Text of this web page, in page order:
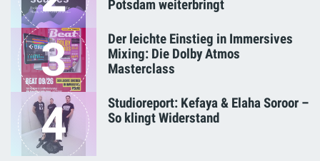
Potsdam weiterbringt
3
Der leichte Einstieg in Immersives
Mixing: Die Dolby Atmos
Masterclass
4
Studioreport: Kefaya & Elaha Soroor –
So klingt Widerstand